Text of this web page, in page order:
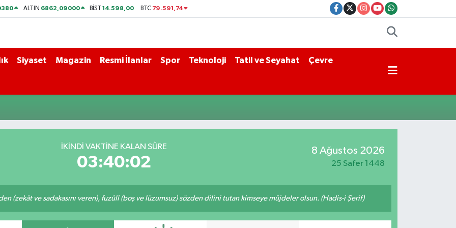
ALTIN 6862,09000 BİST14.598,00 BTC 79.591,74
Siyaset Magazin Resmi İlanlar Spor Teknoloji Tatil ve Seyahat Çevre
İKINDI VAKTİNE KALAN SÜRE
03:40:02
8 Ağustos 2026
25 Safer 1448
(zekât ve sadakasını veren), fuzûlî (boş ve lüzumsuz) sözden dilini tutan kimseye müjdeler olsun. (Hadis-i Şerif)